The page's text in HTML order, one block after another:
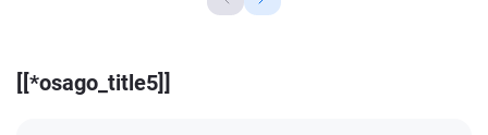
[[*osago_title5]]